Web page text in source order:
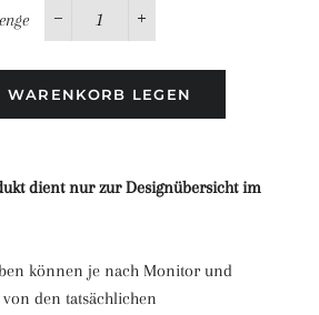
−
+
WARENKORB LEGEN
dient nur zur Designübersicht im
können je nach Monitor und
den tatsächlichen